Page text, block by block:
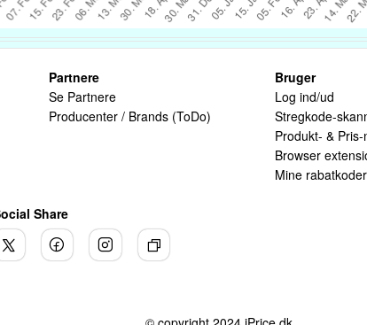
Partnere
Se Partnere
Producenter / Brands (ToDo)
Bruger
Log ind/ud
Stregkode-
Produkt- &
Browser
Mine
Share